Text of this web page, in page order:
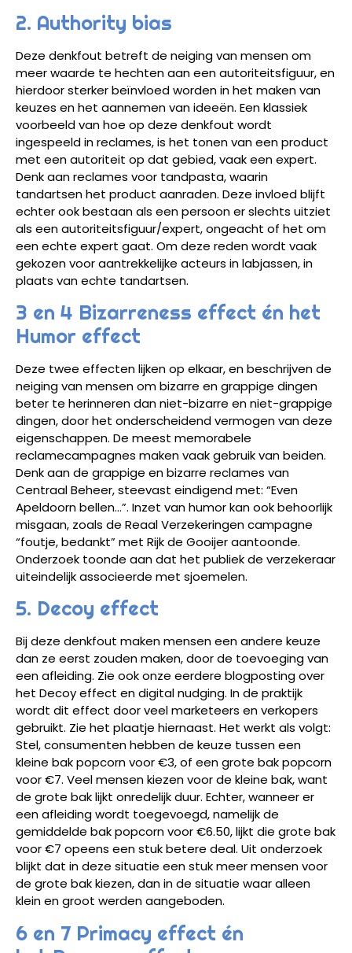
2. Authority bias
Deze denkfout betreft de neiging van mensen om
meer waarde te hechten aan een autoriteitsfiguur, en
hierdoor sterker beïnvloed worden in het maken van
keuzes en het aannemen van ideeën. Een klassiek
voorbeeld van hoe op deze denkfout wordt
ingespeeld in reclames, is het tonen van een product
met een autoriteit op dat gebied, vaak een expert.
Denk aan reclames voor tandpasta, waarin
tandartsen het product aanraden. Deze invloed blijft
echter ook bestaan als een persoon er slechts uitziet
als een autoriteitsfiguur/expert, ongeacht of het om
een echte expert gaat. Om deze reden wordt vaak
gekozen voor aantrekkelijke acteurs in labjassen, in
plaats van echte tandartsen.
3 en 4 Bizarreness effect én het
Humor effect
Deze twee effecten lijken op elkaar, en beschrijven de
neiging van mensen om bizarre en grappige dingen
beter te herinneren dan niet-bizarre en niet-grappige
dingen, door het onderscheidend vermogen van deze
eigenschappen. De meest memorabele
reclamecampagnes maken vaak gebruik van beiden.
Denk aan de grappige en bizarre reclames van
Centraal Beheer, steevast eindigend met: “Even
Apeldoorn bellen…”. Inzet van humor kan ook behoorlijk
misgaan, zoals de Reaal Verzekeringen campagne
“foutje, bedankt” met Rijk de Gooijer aantoonde.
Onderzoek toonde aan dat het publiek de verzekeraar
uiteindelijk associeerde met sjoemelen.
5. Decoy effect
Bij deze denkfout maken mensen een andere keuze
dan ze eerst zouden maken, door de toevoeging van
een afleiding. Zie ook onze eerdere blogposting over
het Decoy effect en digital nudging. In de praktijk
wordt dit effect door veel marketeers en verkopers
gebruikt. Zie het plaatje hiernaast. Het werkt als volgt:
Stel, consumenten hebben de keuze tussen een
kleine bak popcorn voor €3, of een grote bak popcorn
voor €7. Veel mensen kiezen voor de kleine bak, want
de grote bak lijkt onredelijk duur. Echter, wanneer er
een afleiding wordt toegevoegd, namelijk de
gemiddelde bak popcorn voor €6.50, lijkt die grote bak
voor €7 opeens een stuk betere deal. Uit onderzoek
blijkt dat in deze situatie een stuk meer mensen voor
de grote bak kiezen, dan in de situatie waar alleen
klein en groot werden aangeboden.
6 en 7 Primacy effect én